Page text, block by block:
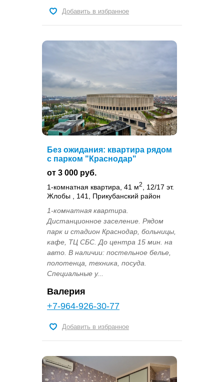
Добавить в избранное
Без ожидания: квартира рядом
с парком "Краснодар"
от 3 000 руб.
1-комнатная квартира, 41 м2
, 12/17 эт.
Жлобы , 141, Прикубанский район
1-комнатная квартира.
Дистанционное заселение. Рядом
парк и стадион Краснодар, больницы,
кафе, ТЦ СБС. До центра 15 мин. на
авто. В наличии: постельное белье,
полотенца, техника, посуда.
Специальные у...
Валерия
+7-964-926-30-77
Добавить в избранное